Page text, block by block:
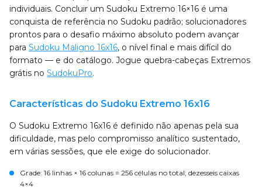
individuais. Concluir um Sudoku Extremo 16×16 é uma
conquista de referência no Sudoku padrão; solucionadores
prontos para o desafio máximo absoluto podem avançar
para Sudoku Maligno 16x16, o nível final e mais difícil do
formato — e do catálogo. Jogue quebra-cabeças Extremos
grátis no SudokuPro.
Características do Sudoku Extremo 16x16
O Sudoku Extremo 16x16 é definido não apenas pela sua
dificuldade, mas pelo compromisso analítico sustentado,
em várias sessões, que ele exige do solucionador.
Grade: 16 linhas × 16 colunas = 256 células no total; dezesseis caixas
4×4